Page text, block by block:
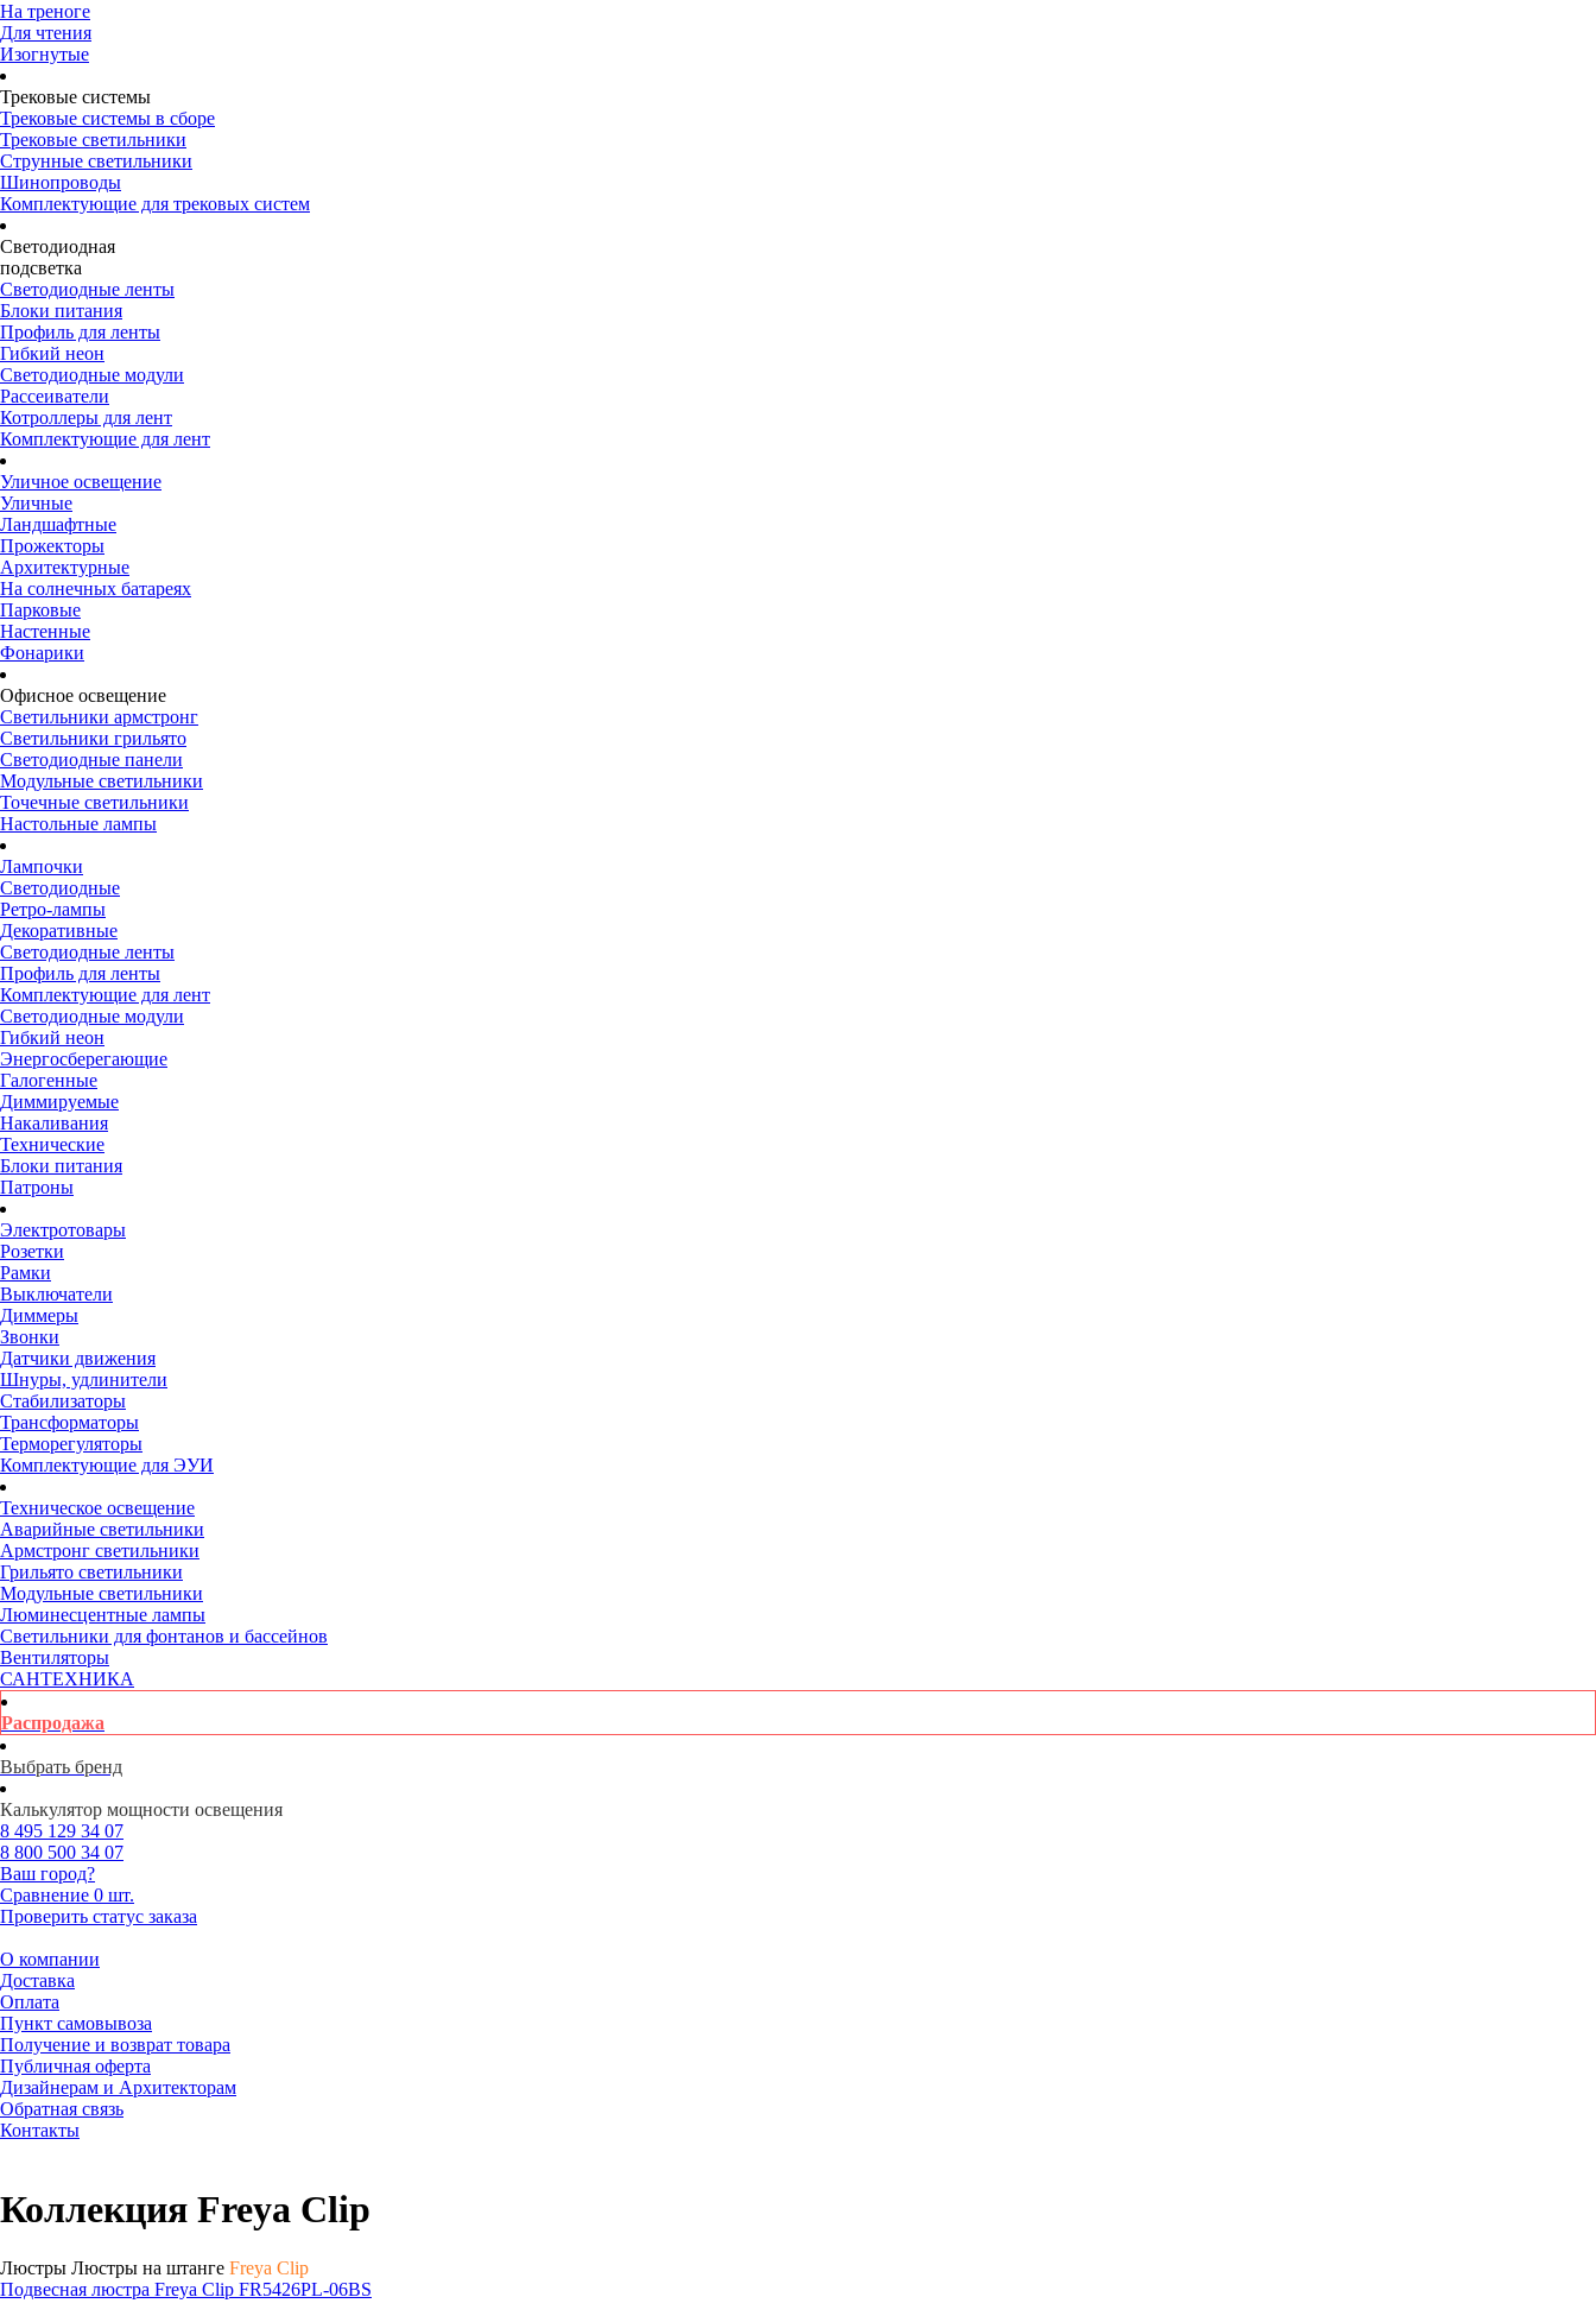
На треноге
Для чтения
Изогнутые
Трековые системы
Трековые системы в сборе
Трековые светильники
Струнные светильники
Шинопроводы
Комплектующие для трековых систем
Светодиодная
подсветка
Светодиодные ленты
Блоки питания
Профиль для ленты
Гибкий неон
Светодиодные модули
Рассеиватели
Котроллеры для лент
Комплектующие для лент
Уличное освещение
Уличные
Ландшафтные
Прожекторы
Архитектурные
На солнечных батареях
Парковые
Настенные
Фонарики
Офисное освещение
Светильники армстронг
Светильники грильято
Светодиодные панели
Модульные светильники
Точечные светильники
Настольные лампы
Лампочки
Светодиодные
Ретро-лампы
Декоративные
Светодиодные ленты
Профиль для ленты
Комплектующие для лент
Светодиодные модули
Гибкий неон
Энергосберегающие
Галогенные
Диммируемые
Накаливания
Технические
Блоки питания
Патроны
Электротовары
Розетки
Рамки
Выключатели
Диммеры
Звонки
Датчики движения
Шнуры, удлинители
Стабилизаторы
Трансформаторы
Терморегуляторы
Комплектующие для ЭУИ
Техническое освещение
Аварийные светильники
Армстронг светильники
Грильято светильники
Модульные светильники
Люминесцентные лампы
Светильники для фонтанов и бассейнов
Вентиляторы
САНТЕХНИКА
Распродажа
Выбрать бренд
Калькулятор мощности освещения
8 495 129 34 07
8 800 500 34 07
Ваш город?
Сравнение 0 шт.
Проверить статус заказа
О компании
Доставка
Оплата
Пункт самовывоза
Получение и возврат товара
Публичная оферта
Дизайнерам и Архитекторам
Обратная связь
Контакты
Коллекция Freya Clip
Люстры Люстры на штанге Freya Clip
Подвесная люстра Freya Clip FR5426PL-06BS